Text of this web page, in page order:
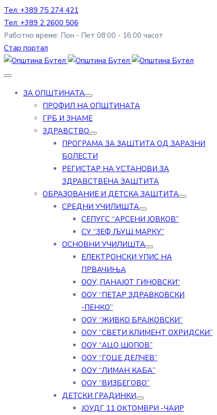
Тел: +389 75 274 421
Тел: +389 2 2600 506
Работно време: Пон - Пет 08:00 - 16:00 часот
Стар портал
ЗА ОПШТИНАТА
ПРОФИЛ НА ОПШТИНАТА
ГРБ И ЗНАМЕ
ЗДРАВСТВО
ПРОГРАМА ЗА ЗАШТИТА ОД ЗАРАЗНИ
БОЛЕСТИ
РЕГИСТАР НА УСТАНОВИ ЗА
ЗДРАВСТВЕНА ЗАШТИТА
ОБРАЗОВАНИЕ И ДЕТСКА ЗАШТИТА
СРЕДНИ УЧИЛИШТА
СЕПУГС “АРСЕНИ ЈОВКОВ”
СУ “ЗЕФ ЉУШ МАРКУ”
ОСНОВНИ УЧИЛИШТА
ЕЛЕКТРОНСКИ УПИС НА
ПРВАЧИЊА
ООУ„ПАНАЈОТ ГИНОВСКИ“
ООУ “ПЕТАР ЗДРАВКОВСКИ
-ПЕНКО”
ООУ “ЖИВКО БРАЈКОВСКИ”
ООУ “СВЕТИ КЛИМЕНТ ОХРИДСКИ”
ООУ “АЦО ШОПОВ”
ООУ “ГОЦЕ ДЕЛЧЕВ”
ООУ “ЛИМАН КАБА”
ООУ “ВИЗБЕГОВО”
ДЕТСКИ ГРАДИНКИ
ЈОУДГ 11 ОКТОМВРИ -ЧАИР